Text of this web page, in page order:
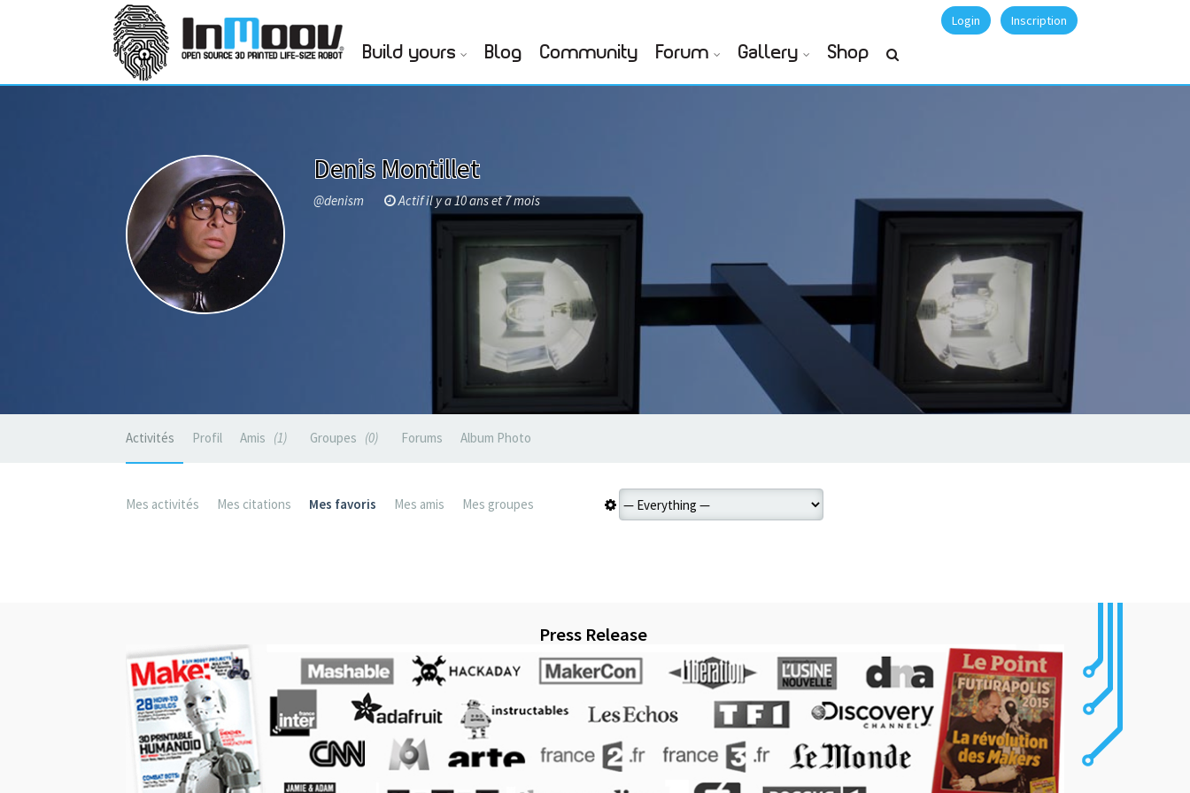
Login Inscription
Build yours Blog Community Forum Gallery Shop
Denis Montillet
@denism Actif il y a 10 ans et 7 mois
Activités Profil Amis 1 Groupes 0 Forums Album Photo
Mes activités Mes citations Mes favoris Mes amis Mes groupes
Press Release